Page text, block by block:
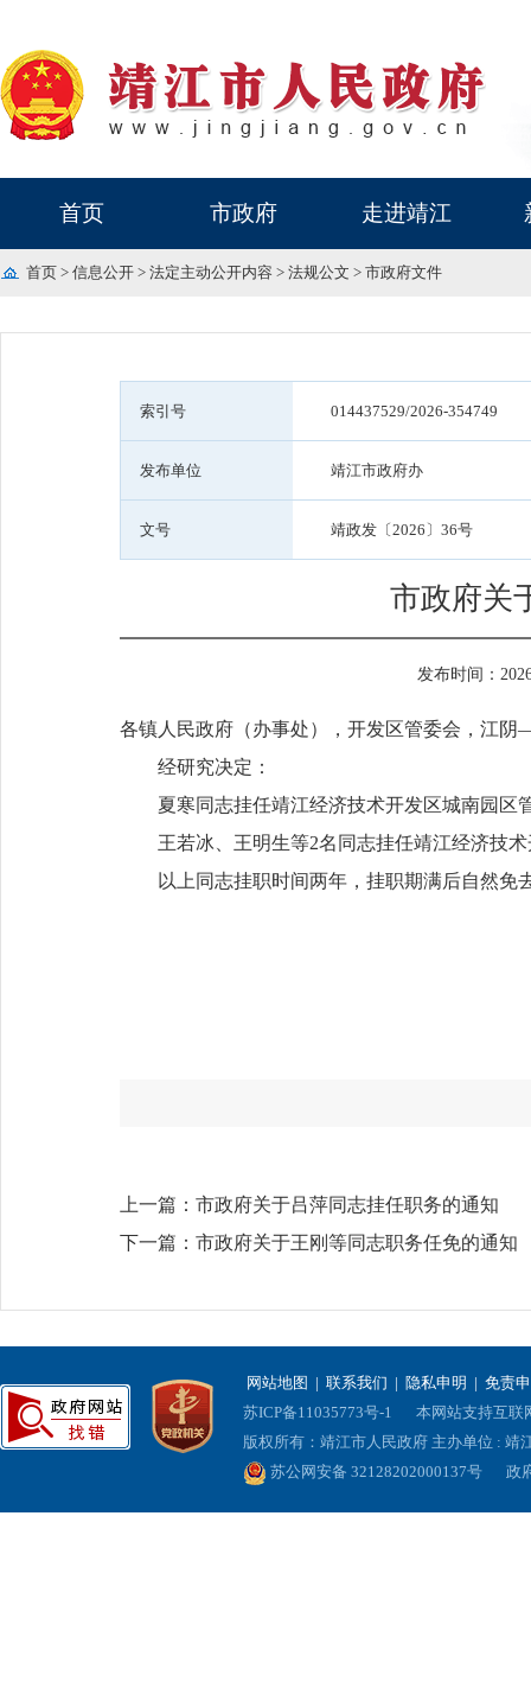
首页 市政府 走进靖江
首页 > 信息公开 > 法定主动公开内容 > 法规公文 > 市政府文件
索引号 014437529/2026-354749
发布单位 靖江市政府办
文号 靖政发〔2026〕36号
市政府关
发布时间：
各镇人民政府（办事处），开发区管委会，江
经研究决定：
夏寒同志挂任靖江经济技术开发区城南园区
王若冰、王明生等2名同志挂任靖江经济技
以上同志挂职时间两年，挂职期满后自然免
上一篇： 市政府关于吕萍同志挂任职务的通知
下一篇： 市政府关于王刚等同志职务任免的通知
网站地图 | 联系我们 | 隐私申明 | 免责
苏ICP备11035773号-1
本网站支持互联
版权所有：靖江市人民政府 主办单位 : 靖
苏公网安备 32128202000137号
政